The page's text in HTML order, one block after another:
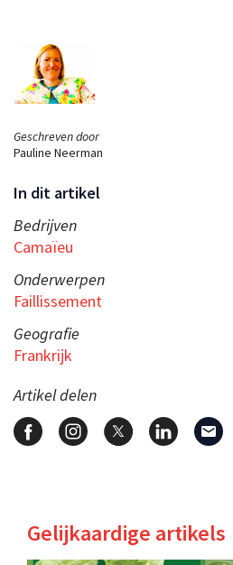
Geschreven door
Pauline Neerman
In dit artikel
Bedrijven
Camaïeu
Onderwerpen
Faillissement
Geografie
Frankrijk
Artikel delen
Gelijkaardige artikels